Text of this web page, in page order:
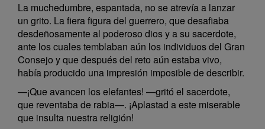
La muchedumbre, espantada, no se atrevía a lanzar
un grito. La fiera figura del guerrero, que desafiaba
desdeñosamente al poderoso dios y a su sacerdote,
ante los cuales temblaban aún los individuos del Gran
Consejo y que después del reto aún estaba vivo,
había producido una impresión imposible de describir.
—¡Que avancen los elefantes! —gritó el sacerdote,
que reventaba de rabia—. ¡Aplastad a este miserable
que insulta nuestra religión!